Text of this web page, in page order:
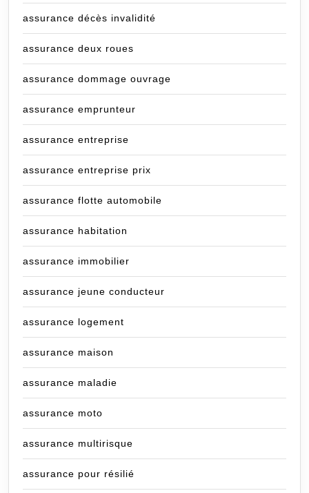
assurance décès invalidité
assurance deux roues
assurance dommage ouvrage
assurance emprunteur
assurance entreprise
assurance entreprise prix
assurance flotte automobile
assurance habitation
assurance immobilier
assurance jeune conducteur
assurance logement
assurance maison
assurance maladie
assurance moto
assurance multirisque
assurance pour résilié